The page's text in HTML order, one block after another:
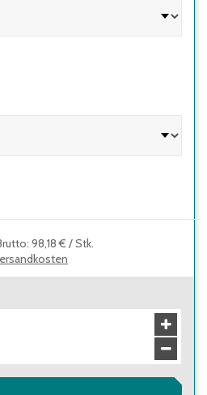
herausziehbaren
werden
: 98,18 € /Stk.